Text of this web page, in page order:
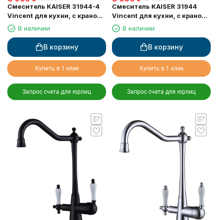
Смеситель KAISER 31944-4
Vincent для кухни, с краном
для питьевой воды, серый
мрамор
В наличии
В корзину
Купить в 1 клик
Запрос счета для юрлиц
Смеситель KAISER 31944
Vincent для кухни, с краном
для питьевой воды, хром
В наличии
В корзину
Купить в 1 клик
Запрос счета для юрлиц